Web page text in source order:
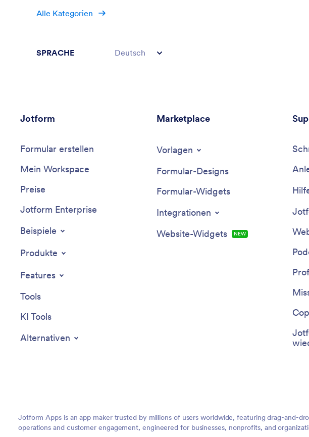
Alle Kategorien
SPRACHE Deutsch
Jotform
Formular erstellen
Mein Workspace
Preise
Jotform Enterprise
Beispiele
Produkte
Features
Tools
KI Tools
Alternativen
Marketplace
Vorlagen
Formular-Designs
Formular-Widgets
Integrationen
Website-Widgets
NEW
Jotform Apps is an app maker trusted by millions of users worldwide, featuring drag-and-
operations and customer engagement, engineered for businesses, nonprofits, and